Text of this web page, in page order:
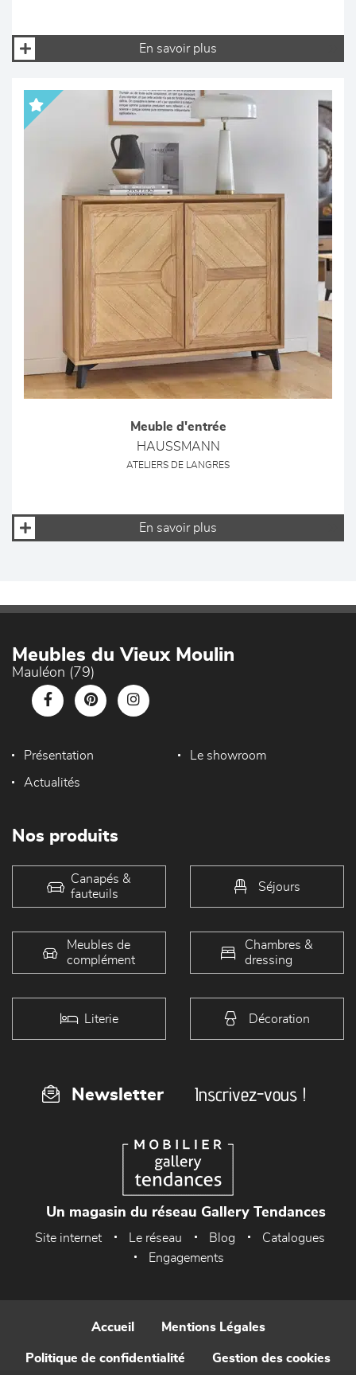
En savoir plus
Meuble d'entrée
HAUSSMANN
ATELIERS DE LANGRES
En savoir plus
Meubles du Vieux Moulin
Mauléon (79)
Présentation Le showroom
Actualités
Nos produits
Canapés &
fauteuils
Séjours
Meubles de
complément
Chambres &
dressing
Literie Décoration
Newsletter Inscrivez-vous !
Un magasin du réseau Gallery Tendances
Site internet Le réseau Blog
Catalogues
Engagements
Accueil Mentions Légales
Politique de confidentialité Gestion des cookies